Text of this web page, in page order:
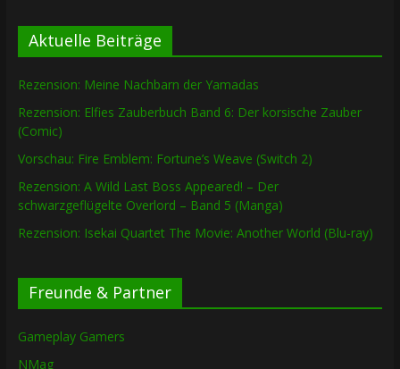
Aktuelle Beiträge
Rezension: Meine Nachbarn der Yamadas
Rezension: Elfies Zauberbuch Band 6: Der korsische Zauber
(Comic)
Vorschau: Fire Emblem: Fortune’s Weave (Switch 2)
Rezension: A Wild Last Boss Appeared! – Der
schwarzgeflügelte Overlord – Band 5 (Manga)
Rezension: Isekai Quartet The Movie: Another World (Blu-ray)
Freunde & Partner
Gameplay Gamers
NMag